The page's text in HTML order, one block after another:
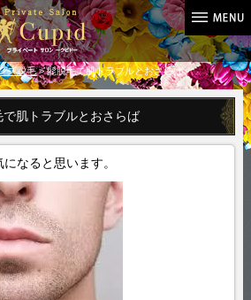
ズ脱毛> 髭脱毛で肌トラブルとおさらば
で肌トラブルとおさらば
なると思います。